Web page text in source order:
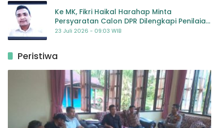
Ke MK, Fikri Haikal Harahap Minta
Persyaratan Calon DPR Dilengkapi Penilaian
Kompetensi
23 Juli 2026 - 09:03 WIB
Peristiwa